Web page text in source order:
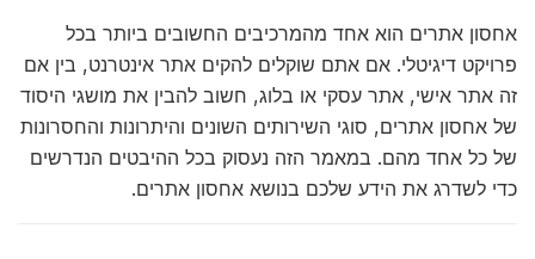
אחסון אתרים הוא אחד מהמרכיבים החשובים ביותר בכל
פרויקט דיגיטלי. אם אתם שוקלים להקים אתר אינטרנט, בין אם
זה אתר אישי, אתר עסקי או בלוג, חשוב להבין את מושגי היסוד
של אחסון אתרים, סוגי השירותים השונים והיתרונות והחסרונות
של כל אחד מהם. במאמר הזה נעסוק בכל ההיבטים הנדרשים
כדי לשדרג את הידע שלכם בנושא אחסון אתרים.